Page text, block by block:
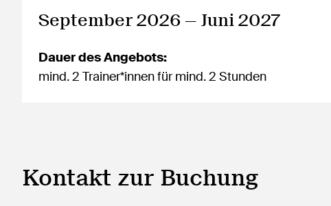
September 2026 — Juni 2027
Dauer des Angebots:
mind. 2 Trainer*innen für mind. 2 Stunden
Kontakt zur Buchung